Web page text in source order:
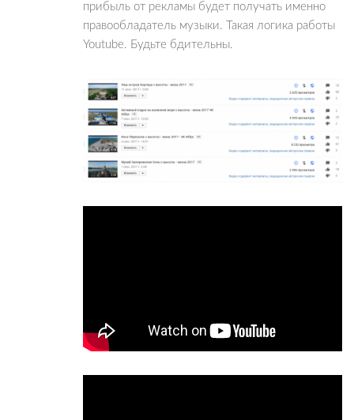
прибыль от рекламы будет получать именно
правообладатель музыки. Такая логика работы
Youtube. Будьте бдительны.